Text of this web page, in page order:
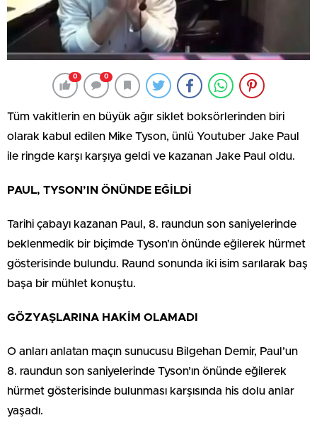
0 0
Tüm vakitlerin en büyük ağır siklet boksörlerinden biri
olarak kabul edilen Mike Tyson, ünlü Youtuber Jake Paul
ile ringde karşı karşıya geldi ve kazanan Jake Paul oldu.
PAUL, TYSON’IN ÖNÜNDE EĞİLDİ
Tarihi çabayı kazanan Paul, 8. raundun son saniyelerinde
beklenmedik bir biçimde Tyson’ın önünde eğilerek hürmet
gösterisinde bulundu. Raund sonunda iki isim sarılarak baş
başa bir mühlet konuştu.
GÖZYAŞLARINA HAKİM OLAMADI
O anları anlatan maçın sunucusu Bilgehan Demir, Paul’un
8. raundun son saniyelerinde Tyson’ın önünde eğilerek
hürmet gösterisinde bulunması karşısında his dolu anlar
yaşadı.